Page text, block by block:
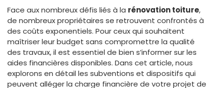
Face aux nombreux défis liés à la rénovation toiture,
de nombreux propriétaires se retrouvent confrontés à
des coûts exponentiels. Pour ceux qui souhaitent
maîtriser leur budget sans compromettre la qualité
des travaux, il est essentiel de bien s’informer sur les
aides financières disponibles. Dans cet article, nous
explorons en détail les subventions et dispositifs qui
peuvent alléger la charge financière de votre projet de